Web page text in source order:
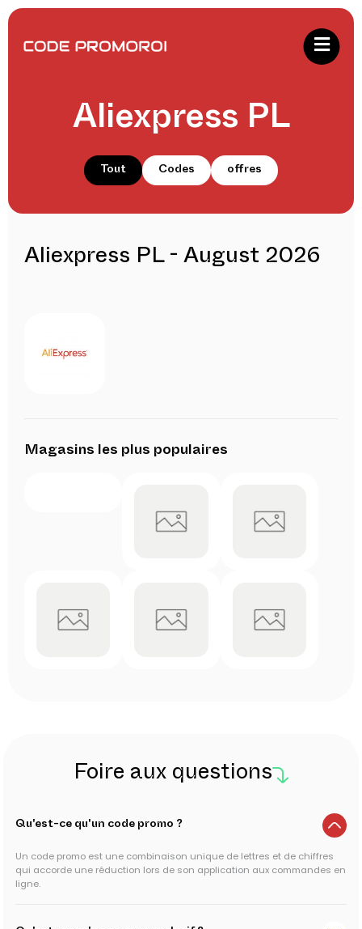
Aliexpress PL
Tout Codes offres
Aliexpress PL - August 2026
Magasins les plus populaires
Foire aux questions
Qu'est-ce qu'un code promo ?
Un code promo est une combinaison unique de lettres et de chiffres
qui accorde une réduction lors de son application aux commandes en
ligne.